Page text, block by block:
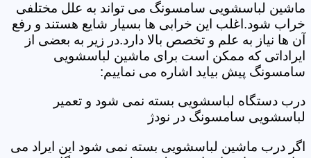
ماشین لباسشویی سامسونگ می تواند به علل مختلفی
خراب شود.اغلب این خرابی ها بسیار شایع هستند و رفع
آن ها نیاز به علم و تخصص بالا دارد.در زیر به بعضی از
ایراداتی که ممکن است برای ماشین لباسشویی
سامسونگ پیش بیاید اشاره می نماییم:
درب دستگاه لباسشویی بسته نمی شود و تعمیر
لباسشویی سامسونگ در نودژ
اگر درب ماشین لباسشویی بسته نمی شود این ایراد می